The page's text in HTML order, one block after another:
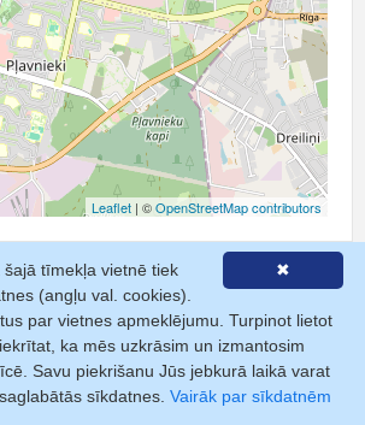
Leaflet | ©OpenStreetMap contributors
✖
tīmekļa vietnē tiek
(angļu val. cookies).
par vietnes apmeklējumu. Turpinot lietot
ka mēs uzkrāsim un izmantosim
Savu piekrišanu Jūs jebkurā laikā varat
sīkdatnes. Vairāk par sīkdatnēm